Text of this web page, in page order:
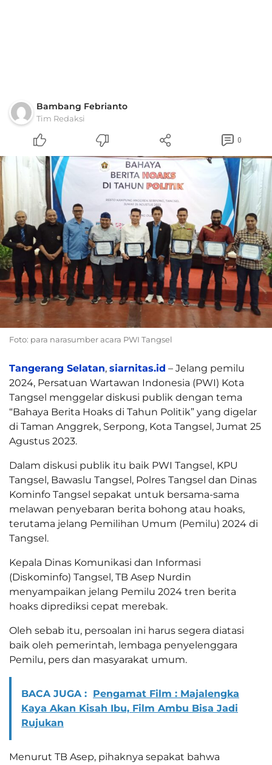
Bambang Febrianto
Tim Redaksi
0
Foto: para narasumber acara PWI Tangsel
Tangerang Selatan, siarnitas.id – Jelang pemilu
2024, Persatuan Wartawan Indonesia (PWI) Kota
Tangsel menggelar diskusi publik dengan tema
“Bahaya Berita Hoaks di Tahun Politik” yang digelar
di Taman Anggrek, Serpong, Kota Tangsel, Jumat 25
Agustus 2023.
Dalam diskusi publik itu baik PWI Tangsel, KPU
Tangsel, Bawaslu Tangsel, Polres Tangsel dan Dinas
Kominfo Tangsel sepakat untuk bersama-sama
melawan penyebaran berita bohong atau hoaks,
terutama jelang Pemilihan Umum (Pemilu) 2024 di
Tangsel.
Kepala Dinas Komunikasi dan Informasi
(Diskominfo) Tangsel, TB Asep Nurdin
menyampaikan jelang Pemilu 2024 tren berita
hoaks diprediksi cepat merebak.
Oleh sebab itu, persoalan ini harus segera diatasi
baik oleh pemerintah, lembaga penyelenggara
Pemilu, pers dan masyarakat umum.
BACA JUGA : Pengamat Film : Majalengka
Kaya Akan Kisah Ibu, Film Ambu Bisa Jadi
Rujukan
Menurut TB Asep, pihaknya sepakat bahwa